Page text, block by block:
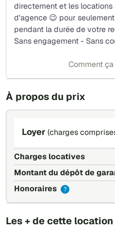
À propos du prix
Loyer (charges
Charges locatives
Montant du dépôt de
Honoraires
?
Les + de cette location
directement et les
d'agence 😉 pour
pendant la durée de votre
Sans engagement - Sans
Comment